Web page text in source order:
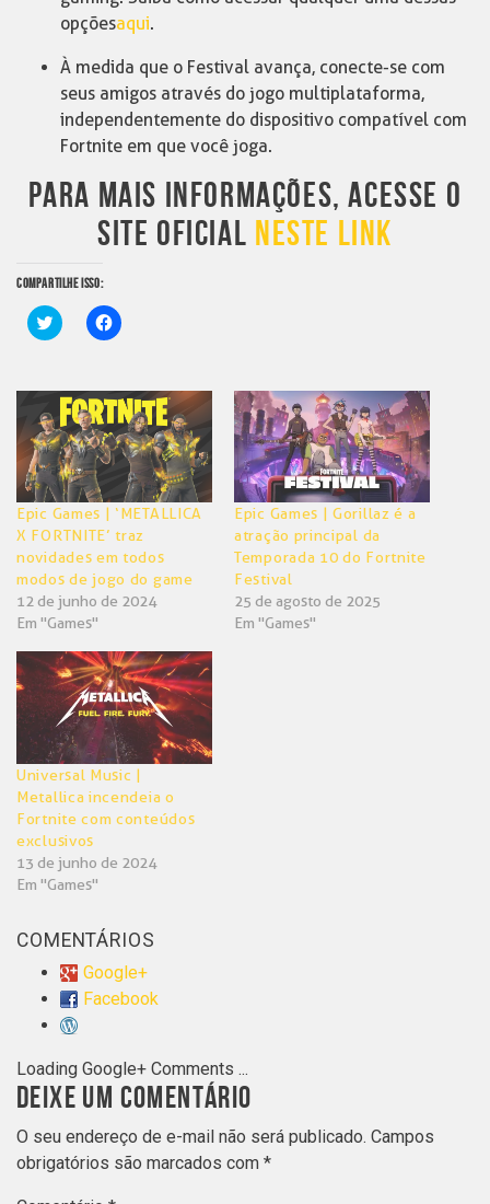
opçõesaqui.
À medida que o Festival avança, conecte-se com
seus amigos através do jogo multiplataforma,
independentemente do dispositivo compatível com
Fortnite em que você joga.
PARA MAIS INFORMAÇÕES, ACESSE O
SITE OFICIAL NESTE LINK
COMPARTILHE ISSO:
Clique
para
em
nova
janela)
Clique
para
em
nova
janela)
Epic Games | ‘METALLICA
X FORTNITE’ traz
novidades em todos
modos de jogo do game
12 de junho de 2024
Em "Games"
Epic Games | Gorillaz é a
atração principal da
Temporada 10 do Fortnite
Festival
25 de agosto de 2025
Em "Games"
Universal Music |
Metallica incendeia o
Fortnite com conteúdos
exclusivos
13 de junho de 2024
Em "Games"
COMENTÁRIOS
Google+
Facebook
Loading Google+ Comments ...
DEIXE UM COMENTÁRIO
O seu endereço de e-mail não será publicado. Campos
obrigatórios são marcados com *